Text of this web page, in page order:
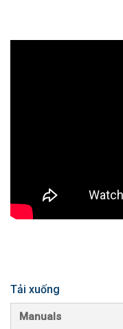
Tải xuống
Manuals